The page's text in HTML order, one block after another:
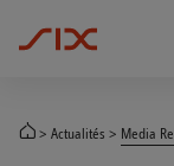
Actualités Media